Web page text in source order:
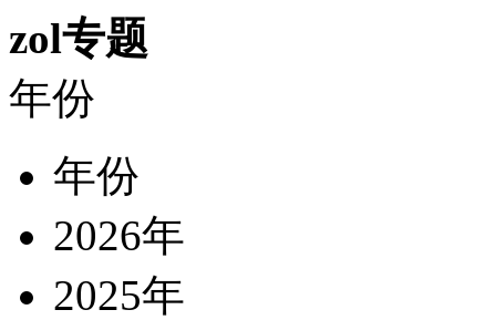
zol专题
年份
年份
2026年
2025年